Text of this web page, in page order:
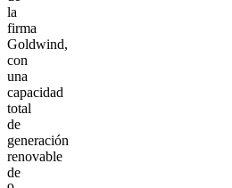
la
firma
Goldwind,
con
una
capacidad
total
de
generación
renovable
de